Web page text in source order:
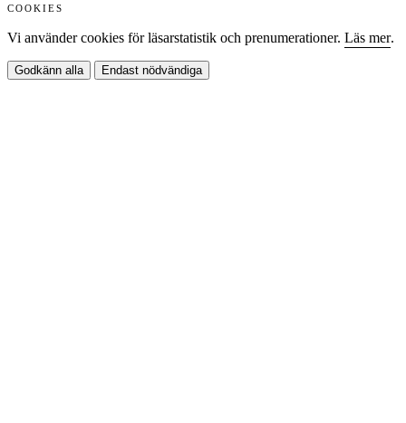
COOKIES
Vi använder cookies för läsarstatistik och prenumerationer. Läs mer.
Godkänn alla Endast nödvändiga